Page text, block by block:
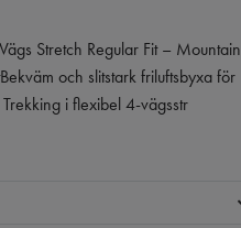
Stretch Regular Fit – Mountain
och slitstark friluftsbyxa för
i flexibel 4-vägsstr